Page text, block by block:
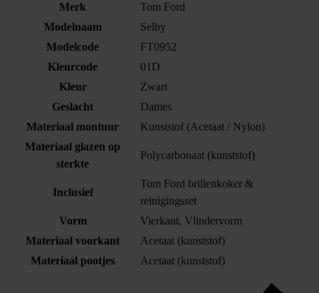
Merk
Tom Ford
Modelnaam
Selby
Modelcode
FT0952
Kleurcode
01D
Kleur
Zwart
Geslacht
Dames
Materiaal montuur
Kunststof (Acetaat / Nylon)
Materiaal glazen op
sterkte
Polycarbonaat (kunststof)
Inclusief
Tom Ford brillenkoker &
reinigingsset
Vorm
Vierkant, Vlindervorm
Materiaal voorkant
Acetaat (kunststof)
Materiaal pootjes
Acetaat (kunststof)